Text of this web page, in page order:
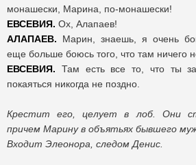
монашески, Марина, по-монашески!
ЕВСЕВИЯ. Ох, Алапаев!
АЛАПАЕВ. Марин, знаешь, я очень
еще больше боюсь того, что там ничего
ЕВСЕВИЯ. Там есть все то, что ты
покаяться никогда не поздно.
Крестит его, целует в лоб. Они
причем Марину в объятьях бывшего
Входит Элеонора, следом Денис.